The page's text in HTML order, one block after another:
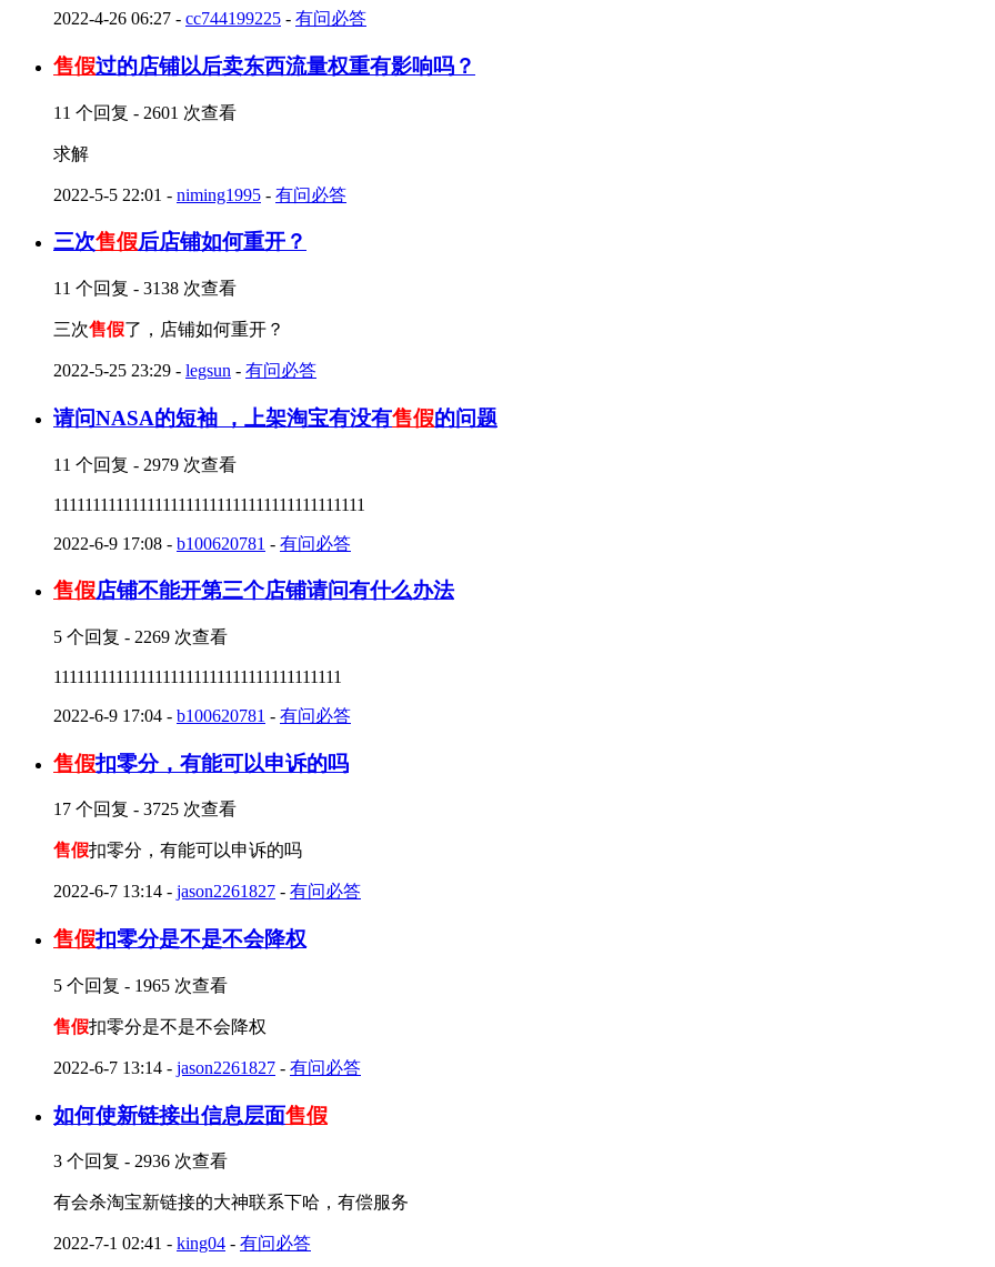
2022-4-26 06:27 - cc744199225 - 有问必答
售假过的店铺以后卖东西流量权重有影响吗？
11 个回复 - 2601 次查看
求解
2022-5-5 22:01 - niming1995 - 有问必答
三次售假后店铺如何重开？
11 个回复 - 3138 次查看
三次售假了，店铺如何重开？
2022-5-25 23:29 - legsun - 有问必答
请问NASA的短袖 ，上架淘宝有没有售假的问题
11 个回复 - 2979 次查看
1111111111111111111111111111111111111111
2022-6-9 17:08 - b100620781 - 有问必答
售假店铺不能开第三个店铺请问有什么办法
5 个回复 - 2269 次查看
1111111111111111111111111111111111111
2022-6-9 17:04 - b100620781 - 有问必答
售假扣零分，有能可以申诉的吗
17 个回复 - 3725 次查看
售假扣零分，有能可以申诉的吗
2022-6-7 13:14 - jason2261827 - 有问必答
售假扣零分是不是不会降权
5 个回复 - 1965 次查看
售假扣零分是不是不会降权
2022-6-7 13:14 - jason2261827 - 有问必答
如何使新链接出信息层面售假
3 个回复 - 2936 次查看
有会杀淘宝新链接的大神联系下哈，有偿服务
2022-7-1 02:41 - king04 - 有问必答